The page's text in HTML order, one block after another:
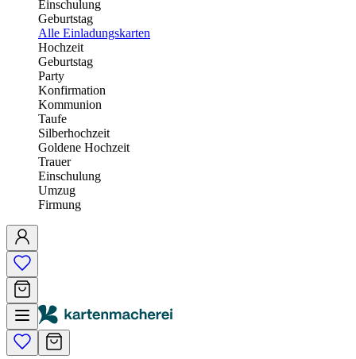
Einschulung
Geburtstag
Alle Einladungskarten
Hochzeit
Geburtstag
Party
Konfirmation
Kommunion
Taufe
Silberhochzeit
Goldene Hochzeit
Trauer
Einschulung
Umzug
Firmung